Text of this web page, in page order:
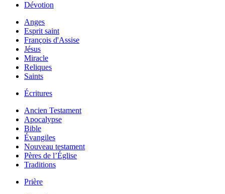
Dévotion
Anges
Esprit saint
François d'Assise
Jésus
Miracle
Reliques
Saints
Écritures
Ancien Testament
Apocalypse
Bible
Évangiles
Nouveau testament
Pères de l’Église
Traditions
Prière